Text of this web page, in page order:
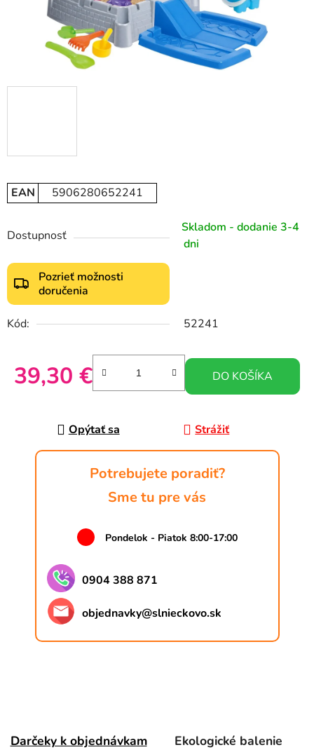
EAN 5906280652241
Dostupnosť
Skladom - dodanie 3-4
dni
Pozrieť možnosti
doručenia
Kód: 52241
39,30 € DO KOŠÍKA
Opýtať sa Strážiť
Potrebujete poradiť?
Sme tu pre vás
Pondelok - Piatok 8:00-17:00
0904 388 871
objednavky@slnieckovo.sk
Darčeky k objednávkam
Ekologické balenie